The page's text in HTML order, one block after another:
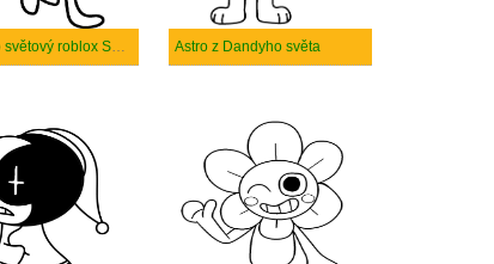
Dandyho světový roblox Shelly Astro z Dandyho světa